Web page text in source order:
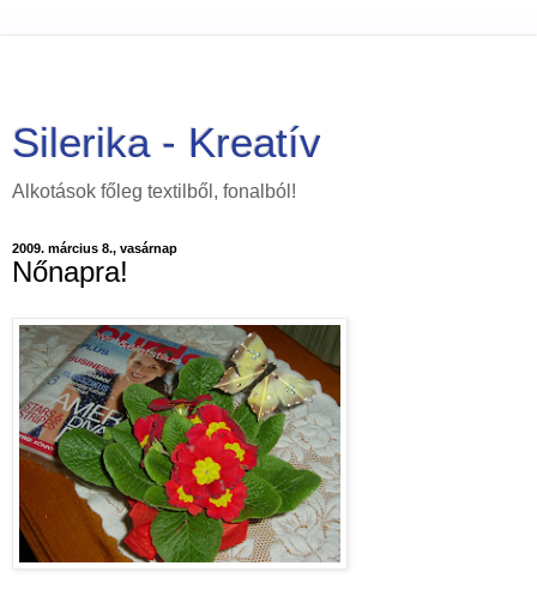
Silerika - Kreatív
Alkotások főleg textilből, fonalból!
2009. március 8., vasárnap
Nőnapra!